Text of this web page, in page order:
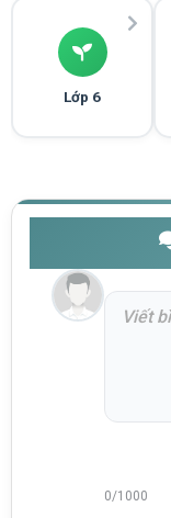
Lớp 6
0/1000